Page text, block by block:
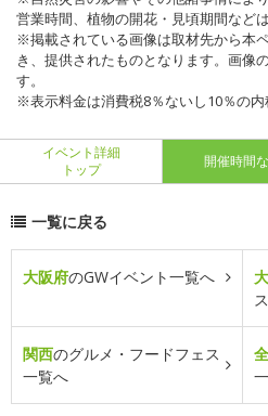
営業時間、植物の開花・見頃期間など
※掲載されている画像は取材先から本
き、提供されたものとなります。画像
す。
※表示料金は消費税8％ないし10％の内
イベント詳細
トップ
開催時間
一覧に戻る
大阪府のGWイベント一覧へ
関西のグルメ・フードフェス
一覧へ